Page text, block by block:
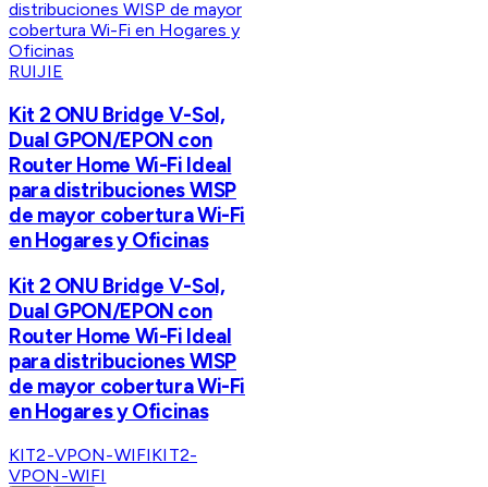
RUIJIE
Kit 2 ONU Bridge V-Sol,
Dual GPON/EPON con
Router Home Wi-Fi Ideal
para distribuciones WISP
de mayor cobertura Wi-Fi
en Hogares y Oficinas
Kit 2 ONU Bridge V-Sol,
Dual GPON/EPON con
Router Home Wi-Fi Ideal
para distribuciones WISP
de mayor cobertura Wi-Fi
en Hogares y Oficinas
KIT2-VPON-WIFIKIT2-
VPON-WIFI